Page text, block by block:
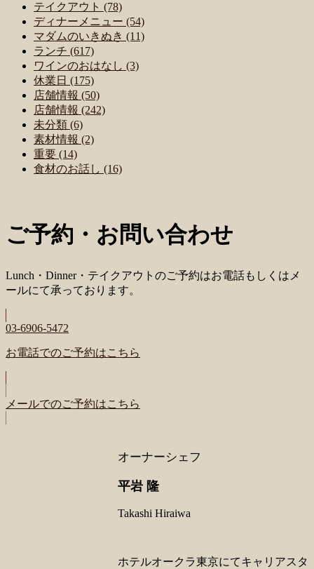
テイクアウト (78)
ディナーメニュー (54)
マダムのいきぬき (11)
ランチ (617)
ワインのおはなし (3)
休業日 (175)
店舗情報 (50)
店舗情報 (242)
未分類 (6)
素材情報 (2)
重要 (14)
食材のお話し (16)
ご予約・お問い合わせ
Lunch・Dinner・テイクアウトのご予約はお電話もしくはメ
ールにて承っております。
03-6906-5472
お電話でのご予約はこちら
メールでのご予約はこちら
オーナーシェフ
平岩 隆
Takashi Hiraiwa
ホテルオークラ東京にてキャリアスタ